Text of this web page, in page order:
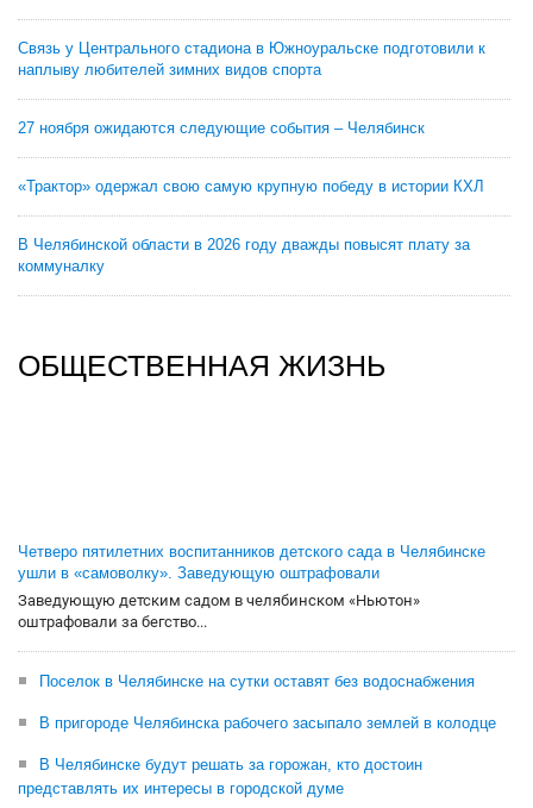
Связь у Центрального стадиона в Южноуральске подготовили к
наплыву любителей зимних видов спорта
27 ноября ожидаются следующие события – Челябинск
«Трактор» одержал свою самую крупную победу в истории КХЛ
В Челябинской области в 2026 году дважды повысят плату за
коммуналку
ОБЩЕСТВЕННАЯ ЖИЗНЬ
Четверо пятилетних воспитанников детского сада в Челябинске
ушли в «самоволку». Заведующую оштрафовали
Заведующую детским садом в челябинском «Ньютон»
оштрафовали за бегство...
Поселок в Челябинске на сутки оставят без водоснабжения
В пригороде Челябинска рабочего засыпало землей в колодце
В Челябинске будут решать за горожан, кто достоин
представлять их интересы в городской думе